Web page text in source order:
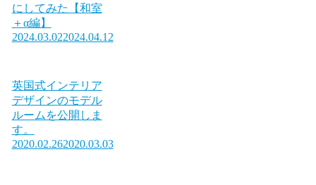
にしてみた【和室
＋α編】
2024.03.022024.04.12
英国式インテリア
デザインのモデル
ルームを公開しま
す。
2020.02.262020.03.03